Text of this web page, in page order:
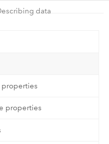
data
properties
properties